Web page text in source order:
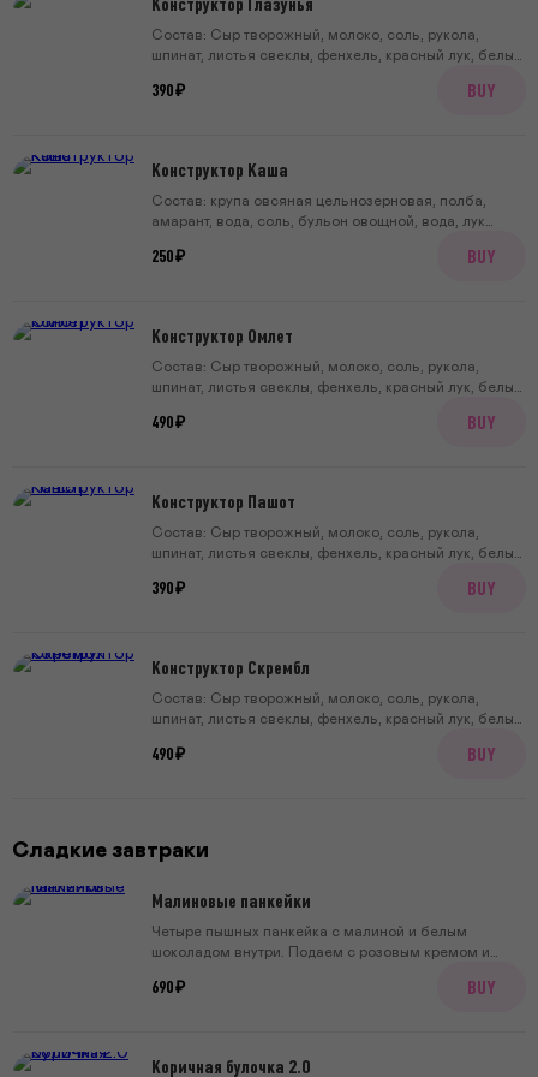
Состав: Сыр творожный, молоко, соль, рукола,
шпинат, листья свеклы, фенхель, красный лук, белый
яйца, масло растительное, соль, перец.
390 ₽ BUY
Конструктор Каша
Состав: крупа овсяная цельнозерновая, полба,
амарант, вода, соль, бульон овощной, вода, лук
250 ₽ BUY
Конструктор Омлет
Состав: Сыр творожный, молоко, соль, рукола,
шпинат, листья свеклы, фенхель, красный лук, белый
сливки, сливочное масло.
490 ₽ BUY
Конструктор Пашот
Состав: Сыр творожный, молоко, соль, рукола,
шпинат, листья свеклы, фенхель, красный лук, белый
яйца, уксус, перец.
390 ₽ BUY
Конструктор Скрембл
Состав: Сыр творожный, молоко, соль, рукола,
шпинат, листья свеклы, фенхель, красный лук, белый
сливочное масло.
490 ₽ BUY
Сладкие завтраки
Малиновые панкейки
Четыре пышных панкейка с малиной и белым
шоколадом внутри. Подаем с розовым кремом и
690 ₽ BUY
Коричная булочка 2.0